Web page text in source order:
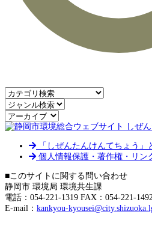
「しぜんたんけんてちょう」
個人情報保護・著作権・リン
■このサイトに関する問い合わせ
静岡市 環境局 環境共生課
電話：054-221-1319 FAX：054-221-1492
E-mail： kankyou-